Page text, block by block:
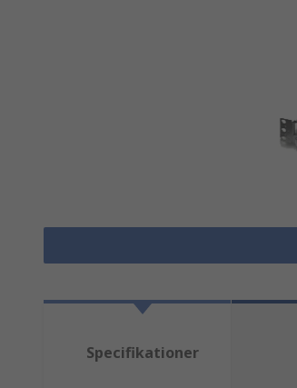
Specifikationer